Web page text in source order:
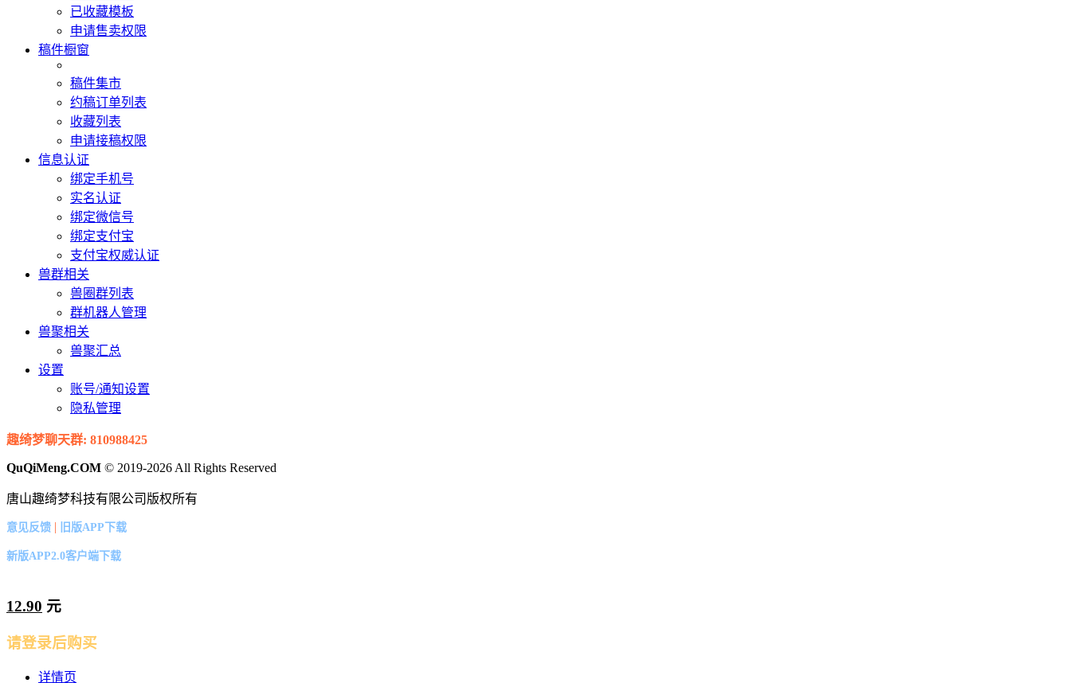
已收藏模板
申请售卖权限
稿件橱窗
稿件集市
约稿订单列表
收藏列表
申请接稿权限
信息认证
绑定手机号
实名认证
绑定微信号
绑定支付宝
支付宝权威认证
兽群相关
兽圈群列表
群机器人管理
兽聚相关
兽聚汇总
设置
账号/通知设置
隐私管理
趣绮梦聊天群: 810988425
QuQiMeng.COM © 2019-2026 All Rights Reserved
唐山趣绮梦科技有限公司版权所有
意见反馈 | 旧版APP下载
新版APP2.0客户端下载
12.90 元
请登录后购买
详情页